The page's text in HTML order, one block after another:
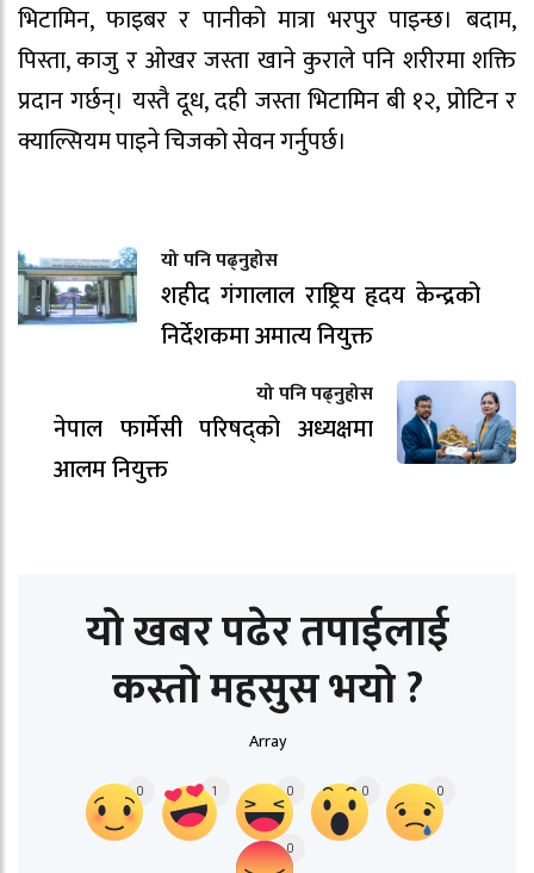
भिटामिन, फाइबर र पानीको मात्रा भरपुर पाइन्छ। बदाम,
पिस्ता, काजु र ओखर जस्ता खाने कुराले पनि शरीरमा शक्ति
प्रदान गर्छन्। यस्तै दूध, दही जस्ता भिटामिन बी १२, प्रोटिन र
क्याल्सियम पाइने चिजको सेवन गर्नुपर्छ।
यो पनि पढ्नुहोस
शहीद गंगालाल राष्ट्रिय हृदय केन्द्रको
निर्देशकमा अमात्य नियुक्त
यो पनि पढ्नुहोस
नेपाल फार्मेसी परिषद्को अध्यक्षमा
आलम नियुक्त
यो खबर पढेर तपाईलाई
कस्तो महसुस भयो ?
Array
0 1 0 0 0
0